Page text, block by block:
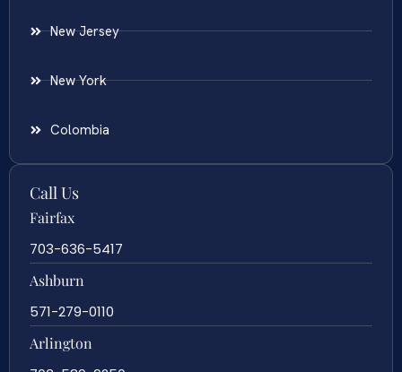
New Jersey
New York
Colombia
Call Us
Fairfax
703-636-5417
Ashburn
571-279-0110
Arlington